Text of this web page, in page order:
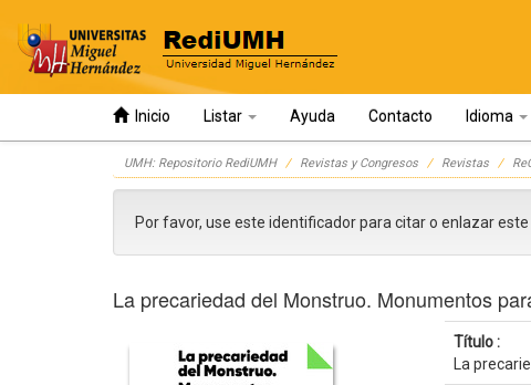
Inicio Listar Ayuda Contacto Idioma
UMH: Repositorio RediUMH Revistas y Congresos Revistas
Por favor, use este identificador para citar o enlazar
La precariedad del Monstruo. Monumentos
Título :
La